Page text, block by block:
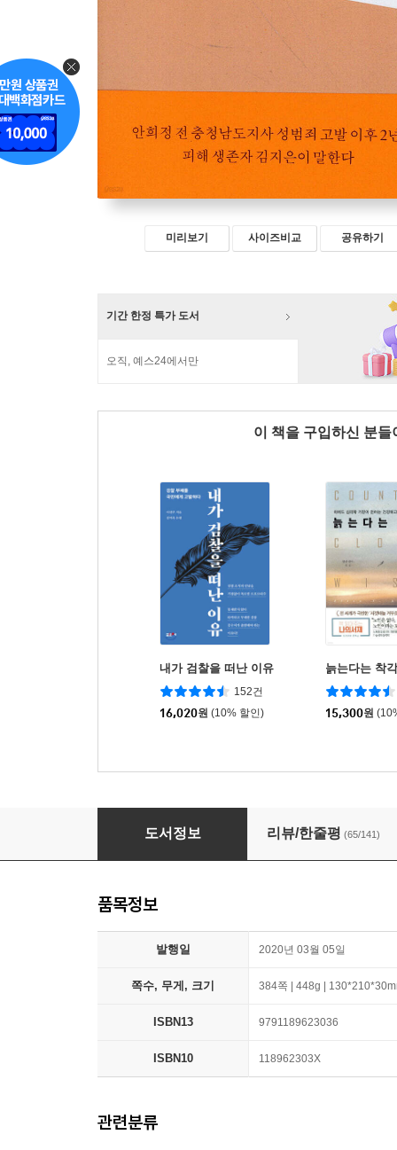
미리보기 사이즈비교 공유하기
기간 한정 특가 도서
오직, 예스24에서만
이 책을 구입하신 분
내가 검찰을 떠난 이유
152건
16,020원 (10% 할인)
늙는다는 착각
15,300원
김지은입니다
도서정보 리뷰/한줄평 (65/141)
품목정보
발행일 2020년 03월 05일
쪽수, 무게, 크기 384쪽 | 448g |
ISBN13 9791189623036
ISBN10 118962303X
관련분류